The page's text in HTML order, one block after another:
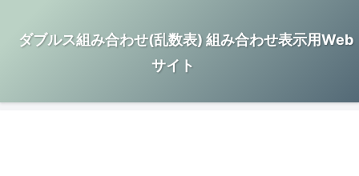
ダブルス組み合わせ(乱数表) 組み合わせ表示用Web
サイト